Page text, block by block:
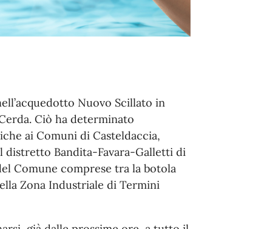
Nuovo Scillato in
Ciò ha determinato
ai Comuni di Casteldaccia,
distretto Bandita-Favara-Galletti di
Comune comprese tra la botola
Zona Industriale di Termini